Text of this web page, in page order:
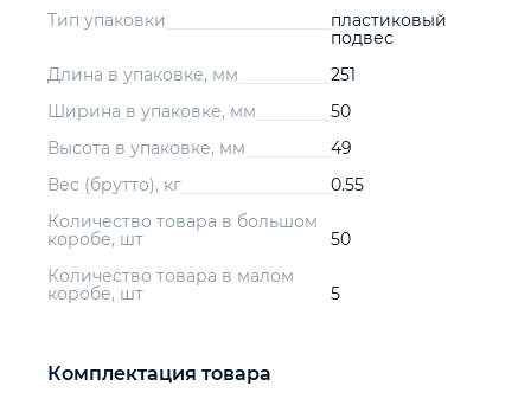
Тип упаковки
пластиковый
подвес
Длина в упаковке, мм
251
Ширина в упаковке, мм
50
Высота в упаковке, мм
49
Вес (брутто), кг
0.55
Количество товара в большом
коробе, шт
50
Количество товара в малом
коробе, шт
5
Комплектация товара